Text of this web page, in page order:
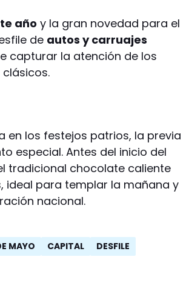
año y la gran novedad para el
de autos y carruajes
capturar la atención de los
en los festejos patrios, la previa
especial. Antes del inicio del
tradicional chocolate caliente
ideal para templar la mañana y
nacional.
MAYO CAPITAL DESFILE